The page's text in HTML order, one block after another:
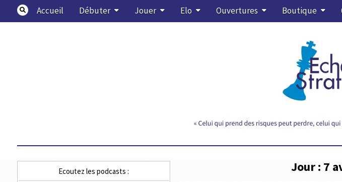
content
Accueil Débuter Jouer Elo Ouvertures Boutique
Jour : 7
Ecoutez les podcasts :